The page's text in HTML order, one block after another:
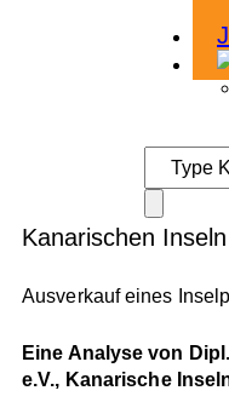
Kanarischen Inseln
Ausverkauf eines
Eine Analyse von
e.V., Kanarische